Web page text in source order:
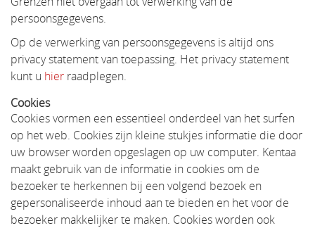
persoonsgegevens.
Op de verwerking van persoonsgegevens is altijd ons
privacy statement van toepassing. Het privacy statement
kunt u hier raadplegen.
Cookies
Cookies vormen een essentieel onderdeel van het surfen
op het web. Cookies zijn kleine stukjes informatie die door
uw browser worden opgeslagen op uw computer. Kentaa
maakt gebruik van de informatie in cookies om de
bezoeker te herkennen bij een volgend bezoek en
gepersonaliseerde inhoud aan te bieden en het voor de
bezoeker makkelijker te maken. Cookies worden ook